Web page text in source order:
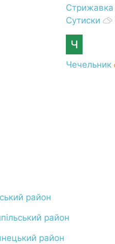
Стрижавка
Сутиски
Ч
Чечельник
район
район
район